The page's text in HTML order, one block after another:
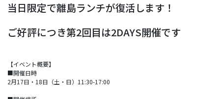
当日限定で離島ランチが復活します！
ご好評につき第2回目は2DAYS開催です
【イベント概要】
■開催日時
2月17日・18日（土・日）11:30-17:00